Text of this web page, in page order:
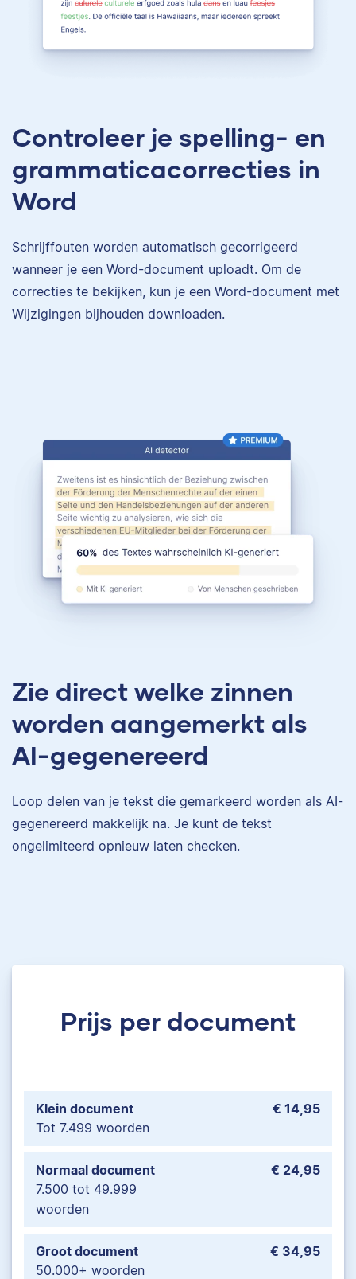
Controleer je spelling- en
grammaticacorrecties in
Word
Schrijffouten worden automatisch gecorrigeerd
wanneer je een Word-document uploadt. Om de
correcties te bekijken, kun je een Word-document met
Wijzigingen bijhouden downloaden.
Zie direct welke zinnen
worden aangemerkt als
AI-gegenereerd
Loop delen van je tekst die gemarkeerd worden als AI-
gegenereerd makkelijk na. Je kunt de tekst
ongelimiteerd opnieuw laten checken.
Prijs per document
Klein document
Tot 7.499 woorden
€ 14,95
Normaal document
7.500 tot 49.999
woorden
€ 24,95
Groot document
50.000+ woorden
€ 34,95